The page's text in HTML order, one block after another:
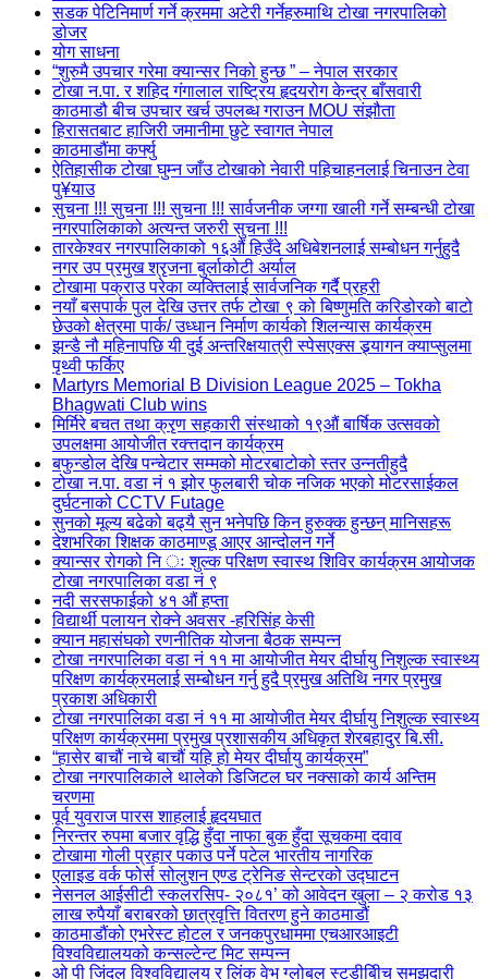
सडक पेटिनिमार्ण गर्ने क्रममा अटेरी गर्नेहरुमाथि टोखा नगरपालिको
डोजर
योग साधना
“शुरुमै उपचार गरेमा क्यान्सर निको हुन्छ ” – नेपाल सरकार
टोखा न.पा. र शहिद गंगालाल राष्ट्रिय हृदयरोग केन्द्र बाँसवारी
काठमाडौ बीच उपचार खर्च उपलब्ध गराउन MOU संझौता
हिरासतबाट हाजिरी जमानीमा छुटे स्वागत नेपाल
काठमाडौंमा कर्फ्यु
ऐतिहासीक टोखा घुम्न जाँउ टोखाको नेवारी पहिचाहनलाई चिनाउन टेवा
पु¥याउ
सुचना !!! सुचना !!! सुचना !!! सार्वजनीक जग्गा खाली गर्ने सम्बन्धी टोखा
नगरपालिकाको अत्यन्त जरुरी सुचना !!!
तारकेश्वर नगरपालिकाको १६औं हिउँदे अधिबेशनलाई सम्बोधन गर्नुहुदै
नगर उप प्रमुख श्रृजना बुर्लाकोटी अर्याल
टोखामा पक्राउ परेका व्यक्तिलाई सार्वजनिक गर्दै प्रहरी
नयाँ बसपार्क पुल देखि उत्तर तर्फ टोखा ९ को बिष्णुमति करिडोरको बाटो
छेउको क्षेत्रमा पार्क/ उध्धान निर्माण कार्यको शिलन्यास कार्यक्रम
झन्डै नौ महिनापछि यी दुई अन्तरिक्षयात्री स्पेसएक्स ड्र्यागन क्याप्सुलमा
पृथ्वी फर्किए
Martyrs Memorial B Division League 2025 – Tokha
Bhagwati Club wins
मिर्मिरे बचत तथा क्रृण सहकारी संस्थाको १९औं बार्षिक उत्सवको
उपलक्षमा आयोजीत रक्त्तदान कार्यक्रम
बफुन्डोल देखि पन्चेटार सम्मको मोटरबाटोको स्तर उन्नतीहुदै
टोखा न.पा. वडा नं १ झोर फुलबारी चोक नजिक भएको मोटरसाईकल
दुर्घटनाको CCTV Futage
सुनको मूल्य बढेको बढ्यै सुन भनेपछि किन हुरुक्क हुन्छन् मानिसहरू
देशभरिका शिक्षक काठमाण्डू आएर आन्दोलन गर्ने
क्यान्सर रोगको नि ः शुल्क परिक्षण स्वास्थ शिविर कार्यक्रम आयोजक
टोखा नगरपालिका वडा नं ९
नदी सरसफाईको ४१ औं हप्ता
विद्यार्थी पलायन रोक्ने अवसर -हरिसिंह केसी
क्यान महासंघको रणनीतिक योजना बैठक सम्पन्न
टोखा नगरपालिका वडा नं ११ मा आयोजीत मेयर दीर्घायु निशुल्क स्वास्थ्य
परिक्षण कार्यक्रमलाई सम्बोेधन गर्नु हुदै प्रमुख अतिथि नगर प्रमुख
प्रकाश अधिकारी
टोखा नगरपालिका वडा नं ११ मा आयोजीत मेयर दीर्घायु निशुल्क स्वास्थ्य
परिक्षण कार्यक्रममा प्रमुख प्रशासकीय अधिकृत शेरबहादुर बि.सी.
“हासेर बाचौं नाचे बाचौं यहि हो मेयर दीर्घायु कार्यक्रम”
टोखा नगरपालिकाले थालेको डिजिटल घर नक्साको कार्य अन्तिम
चरणमा
पूर्व युवराज पारस शाहलाई हृदयघात
निरन्तर रुपमा बजार वृद्धि हुँदा नाफा बुक हुँदा सूचकमा दवाव
टोखामा गोली प्रहार पकाउ पर्ने पटेल भारतीय नागरिक
एलाइड वर्क फोर्स सोलुशन एण्ड ट्रेनिङ सेन्टरको उद्घाटन
नेसनल आईसीटी स्कलरसिप- २०८१’ को आवेदन खुला – २ करोड १३
लाख रुपैयाँ बराबरको छात्रवृत्ति वितरण हुने काठमाडौं
काठमाडौंको एभरेस्ट होटल र जनकपुरधाममा एचआरआइटी
विश्वविद्यालयको कन्सल्टेन्ट मिट सम्पन्न
ओ पी जिंदल विश्वविद्यालय र लिंक वेभ ग्लोबल स्टडीबीिच समझदारी